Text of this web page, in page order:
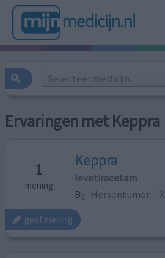
Selecteer medicijn...
Ervaringen met Keppra
1
mening
Keppra
levetiracetam
Bij Hersentumor X
geef mening